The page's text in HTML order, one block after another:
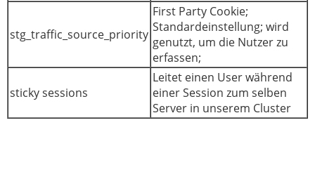
stg_traffic_source_priority
First Party Cookie;
Standardeinstellung; wird
genutzt, um die Nutzer zu
erfassen;
sticky sessions
Leitet einen User während
einer Session zum selben
Server in unserem Cluster